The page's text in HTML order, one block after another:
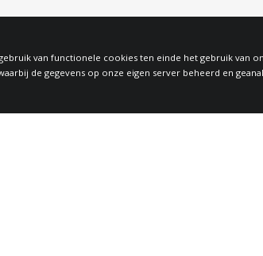
van functionele cookies ten einde het gebruik van
de gegevens op onze eigen server beheerd en